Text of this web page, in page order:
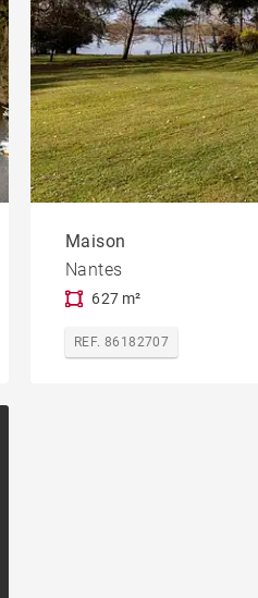
Maison
Nantes
627 m²
REF. 86182707